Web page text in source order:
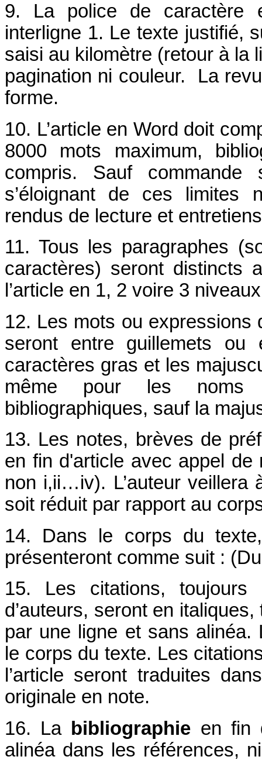
9. La police de caractère
interligne 1. Le texte justifié,
saisi au kilomètre (retour à la
pagination ni couleur. La
forme.
10. L’article en Word doit
8000 mots maximum,
compris. Sauf commande
s’éloignant de ces
rendus de lecture et
11. Tous les paragraphes
caractères) seront distincts
l’article en 1, 2 voire 3
12. Les mots ou expressions
seront entre guillemets ou
caractères gras et les
même pour les noms
bibliographiques, sauf la
13. Les notes, brèves de
en fin d'article avec appel de
non i,ii…iv). L’auteur veillera
soit réduit par rapport au
14. Dans le corps du
présenteront comme suit :
15. Les citations,
d’auteurs, seront en
par une ligne et sans alinéa.
le corps du texte. Les
l’article seront traduites
originale en note.
16. Labibliographie en fin
alinéa dans les références,